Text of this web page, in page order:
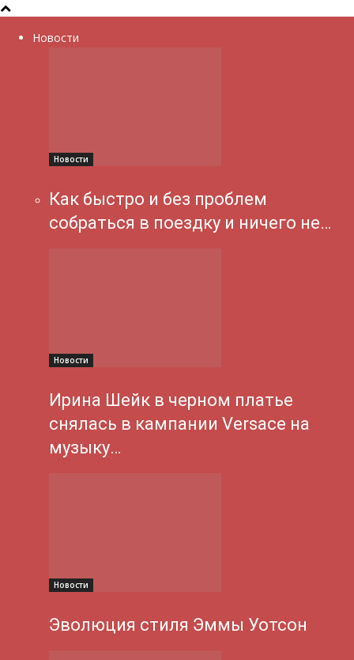
Новости
Новости
Как быстро и без проблем
собраться в поездку и ничего не…
Новости
Ирина Шейк в черном платье
снялась в кампании Versace на
музыку…
Новости
Эволюция стиля Эммы Уотсон